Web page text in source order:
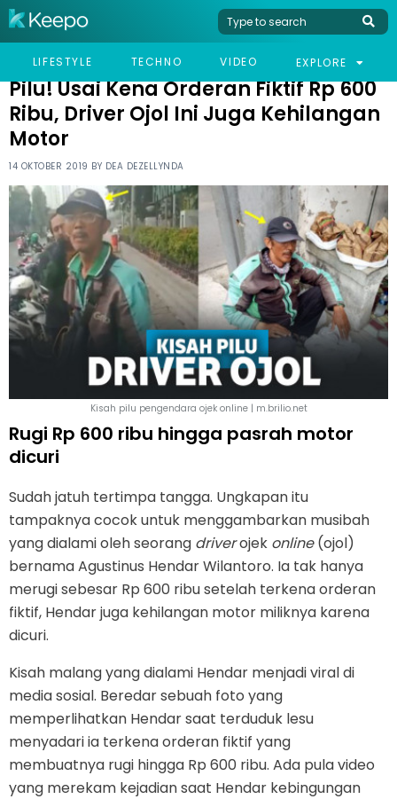
LIFESTYLE TECHNO VIDEO EXPLORE
HOME VIRAL
PILU! USAI KENA ORDERAN FIKTIF RP 600 RIBU, DRIVER OJOL INI
Pilu! Usai Kena Orderan Fiktif Rp 600
Ribu, Driver Ojol Ini Juga Kehilangan
Motor
14 OKTOBER 2019 BY DEA DEZELLYNDA
Kisah pilu pengendara ojek online | m.brilio.net
Rugi Rp 600 ribu hingga pasrah motor
dicuri
Sudah jatuh tertimpa tangga. Ungkapan itu
tampaknya cocok untuk menggambarkan musibah
yang dialami oleh seorang driverojek online(ojol)
bernama Agustinus Hendar Wilantoro. Ia tak hanya
merugi sebesar Rp 600 ribu setelah terkena orderan
fiktif, Hendar juga kehilangan motor miliknya karena
dicuri.
Kisah malang yang dialami Hendar menjadi viral di
media sosial. Beredar sebuah foto yang
memperlihatkan Hendar saat terduduk lesu
menyadari ia terkena orderan fiktif yang
membuatnya rugi hingga Rp 600 ribu. Ada pula video
yang merekam kejadian saat Hendar kebingungan